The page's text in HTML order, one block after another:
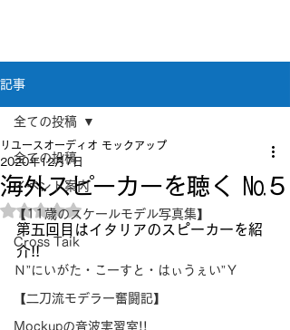
記事
全ての投稿
イベント案内
【11歳のスケールモデル写真集】
Cross Taik
Ｎ”にいがた・こーすと・はぃうぇい”Ｙ
【二刀流モデラー奮闘記】
Mockupの音波実習室!!
全ての投稿
海外スピーカーを聴く №５
リユースオーディオ モックアップ
2020年12月7日
5つ星のうちNaNと評価されています。
第五回目はイタリアのスピーカーを紹
介!!